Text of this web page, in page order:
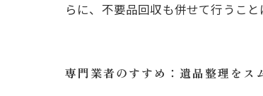
らに、不要品回収も併せて行うこ
専門業者のすすめ：遺品整理をス